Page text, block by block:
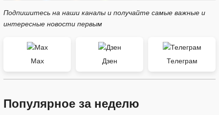
Подпишитесь на наши каналы и получайте самые важные и
интересные новости первым
Max Дзен Телеграм
Популярное за неделю